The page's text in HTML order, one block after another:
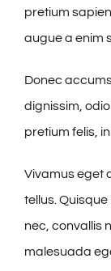
pretium
augue a enim
Donec
dignissim,
pretium felis,
Vivamus eget
tellus.
nec, convallis
malesuada